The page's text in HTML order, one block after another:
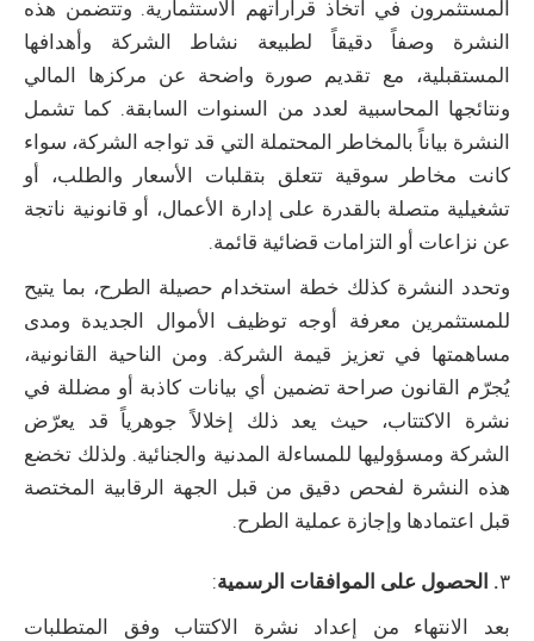
المستثمرون في اتخاذ قراراتهم الاستثمارية. وتتضمن هذه
النشرة وصفاً دقيقاً لطبيعة نشاط الشركة وأهدافها
المستقبلية، مع تقديم صورة واضحة عن مركزها المالي
ونتائجها المحاسبية لعدد من السنوات السابقة. كما تشمل
النشرة بياناً بالمخاطر المحتملة التي قد تواجه الشركة، سواء
كانت مخاطر سوقية تتعلق بتقلبات الأسعار والطلب، أو
تشغيلية متصلة بالقدرة على إدارة الأعمال، أو قانونية ناتجة
عن نزاعات أو التزامات قضائية قائمة.
وتحدد النشرة كذلك خطة استخدام حصيلة الطرح، بما يتيح
للمستثمرين معرفة أوجه توظيف الأموال الجديدة ومدى
مساهمتها في تعزيز قيمة الشركة. ومن الناحية القانونية،
يُجرّم القانون صراحة تضمين أي بيانات كاذبة أو مضللة في
نشرة الاكتتاب، حيث يعد ذلك إخلالاً جوهرياً قد يعرّض
الشركة ومسؤوليها للمساءلة المدنية والجنائية. ولذلك تخضع
هذه النشرة لفحص دقيق من قبل الجهة الرقابية المختصة
قبل اعتمادها وإجازة عملية الطرح.
٣. الحصول على الموافقات الرسمية:
بعد الانتهاء من إعداد نشرة الاكتتاب وفق المتطلبات